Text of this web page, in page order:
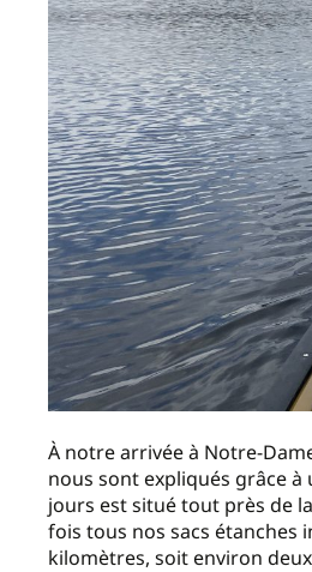
À notre arrivée à Notre-
nous sont expliqués grâce
jours est situé tout près de
fois tous nos sacs étanches
kilomètres, soit environ